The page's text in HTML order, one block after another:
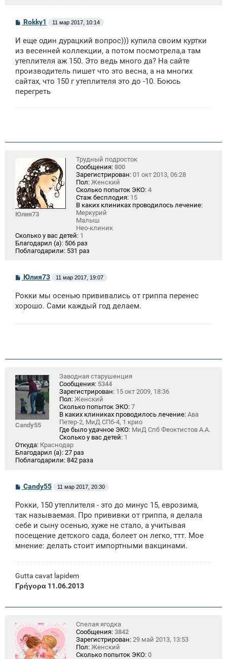
С
о
б
щ
н
и
е
Rokky1 11 мар 2017, 10:14
И еще один дурацкий вопрос))) купила своим куртки
из весенней коллекции, а потом посмотрела,а там
утеплителя аж 150. Это ведь много да? На сайте
производитель пишет что это весна, а на многих
сайтах, что 150 г утеплителя это до -10. Боюсь
перегреть
Юлия73
Трудный подросток
Сообщения: 800
Зарегистрирован: 01 окт 2013, 06:28
Пол: Женский
Сколько попыток ЭКО: 4
Стаж бесплодия: 15
В каких клиниках проводилось лечение:
Меркурий
Малыш
Нео-клиник
Сколько у вас детей: 1
Благодарил (а): 506 раз
Поблагодарили: 531 раз
С
б
щ
е
Юлия73 11 мар 2017, 19:07
Рокки мы осенью прививались от гриппа перенес
хорошо. Сами каждый год делаем.
Candy55
Заводная старушенция
Сообщения: 5344
Зарегистрирован: 15 окт 2009, 18:36
Пол: Женский
Сколько попыток ЭКО: 7
В каких клиниках проводилось лечение: Ава
Петер-2, МиД СПб-4, 1 крио
Где было удачное ЭКО: МиД Спб Феоктистов А.А.
Сколько у вас детей: 1
Откуда: Краснодар
Благодарил (а): 27 раз
Поблагодарили: 842 раза
С
б
щ
н
и
Candy55 11 мар 2017, 20:30
Рокки, 150 утеплителя - это до минус 15, еврозима,
так называемая. Про прививки от гриппа, я делала
себе и сыну осенью, хуже не стало, а учитывая
посещение детского сада, болеет он легко, ттт. Мое
мнение: делать стоит импортными вакцинами.
Gutta cavat lapidem
Γρήγορα 11.06.2013
Спелая ягодка
Сообщения: 3842
Зарегистрирован: 29 май 2013, 13:53
Пол: Женский
Сколько попыток ЭКО: 0